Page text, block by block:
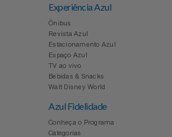
Experiência Azul
Ônibus
Revista Azul
Estacionamento Azul
Espaço Azul
TV ao vivo
Bebidas & Snacks
Walt Disney World
Azul Fidelidade
Conheça o Programa
Categorias